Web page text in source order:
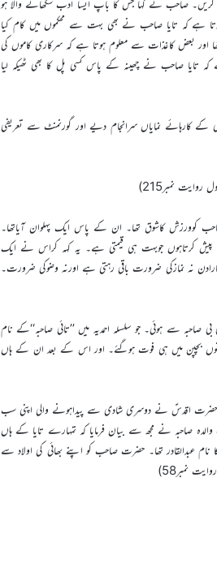
صاحب نے کہا جس کا باپ ایسا ادب سکھانے والا ہو
ہے کہ تایا صاحب نے بھی بہت سے محکموں میں کام کیا
اور بعض کاغذات سے معلوم ہوتا ہے کہ سرکاری کاموں کی
سے معلوم ہوتا ہے کہ تایا صاحب نے چھینہ کے پاس کسی پل کا بھی ٹھیکہ لیا
کارہائے نمایاں سرانجام دیے اور گورنمنٹ سے تعریفی
نمبر215)
کوورزش کاشوق تھا۔ ان کے پاس ایک پہلوان آیاتھا۔
کرتاہوں جوبہت ہی قیمتی ہے۔ یہ کہہ کراس نے ایک
نہ نمازکی ضرورت باقی رہتی ہے اورنہ وضوکی ضرورت۔
سے ہوئی۔ جو سلسلہ احمدیہ میں ’’تائی صاحبہ‘‘کے نام
بچپن میں ہی فوت ہوگئے۔ اور اس کے بعد ان کے ہاں
حضرت اقدسؑ نے دوسری شادی سے پیداہونے والی اپنی سب
صاحبہ نے مجھ سے بیان فرمایا کہ تمہارے تایا کے ہاں
عبدالقادر تھا۔ حضرت صاحب کو اپنے بھائی کی اولاد سے
نمبر58)